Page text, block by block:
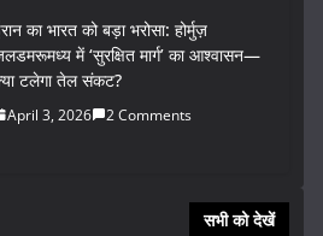
का भारत को बड़ा भरोसा: होर्मुज़
में ‘सुरक्षित मार्ग’ का आश्वासन—
टलेगा तेल संकट?
April 3, 2026 2 Comments
सभी को देखें